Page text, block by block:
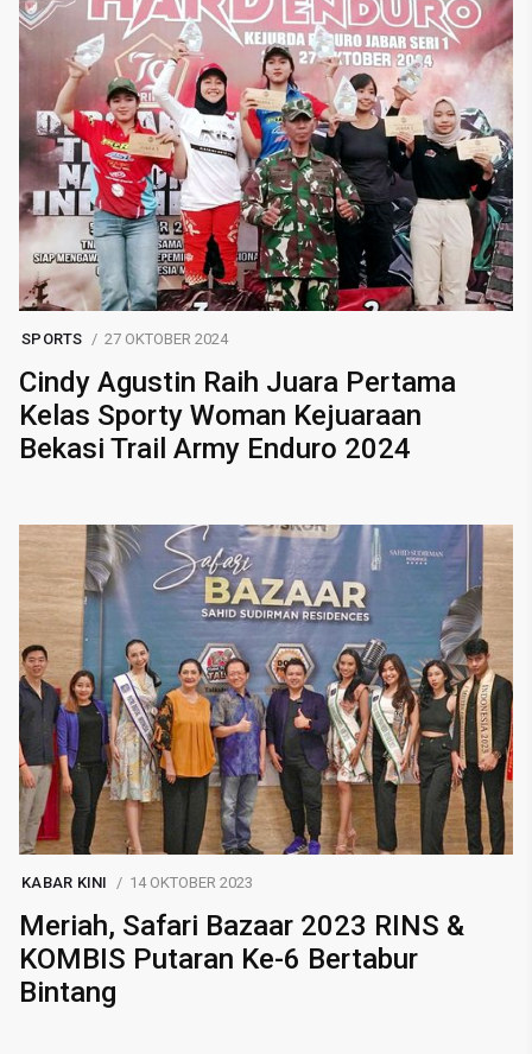
SPORTS 27 OKTOBER 2024
Cindy Agustin Raih Juara Pertama
Kelas Sporty Woman Kejuaraan
Bekasi Trail Army Enduro 2024
KABAR KINI 14 OKTOBER 2023
Meriah, Safari Bazaar 2023 RINS &
KOMBIS Putaran Ke-6 Bertabur
Bintang